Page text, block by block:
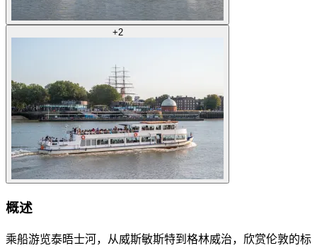
+2
概述
乘船游览泰晤士河，从威斯敏斯特到格林威治，欣赏伦敦的标